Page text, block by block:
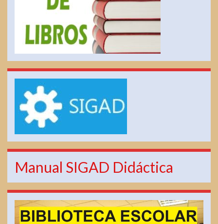
Manual SIGAD Didáctica